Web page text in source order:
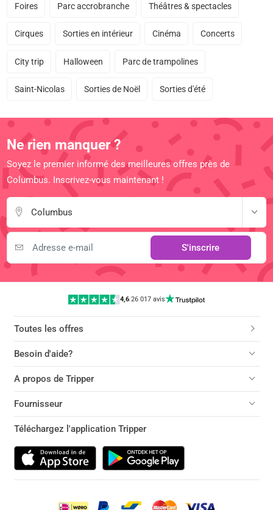
Foires Parc accrobranche Théâtres & spectacles
Cirques Sorties en intérieur Cinéma Concerts
City trip Halloween Parc de trampolines
Saint-Nicolas Sorties de Noël Sorties d'été
Ne rien manquer ?
Soyez le premier informé des meilleures offres près de
Columbus. Inscrivez-vous maintenant !
Columbus
S'inscrire
4,6 |26 017 avis
Toutes les offres
Besoin d'aide?
A propos de Tripper
Fournisseur
Téléchargez l'application Tripper